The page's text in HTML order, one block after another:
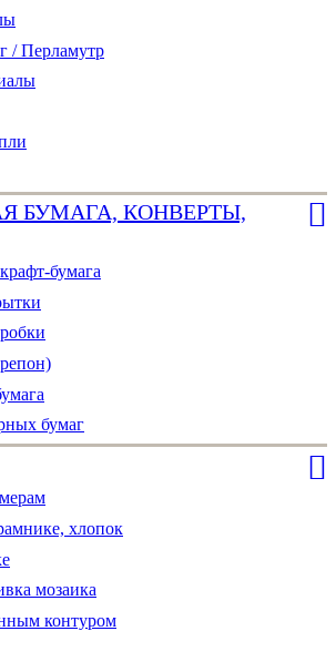
/ Перламутр
БУМАГА, КОНВЕРТЫ,
бумага
бумаг
хлопок
мозаика
контуром